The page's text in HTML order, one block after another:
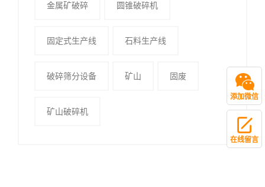
金属矿破碎 圆锥破碎机
固定式生产线 石料生产线
破碎筛分设备 矿山 固废
矿山破碎机
添加微信
在线留言